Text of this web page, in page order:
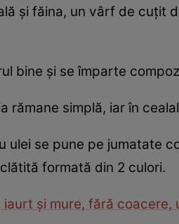
şi făina, un vârf de cuţit
bine şi se împarte
rămane simplă, iar în
ulei se pune pe jumatate
formată din 2 culori.
iaurt şi mure, fără coacere,